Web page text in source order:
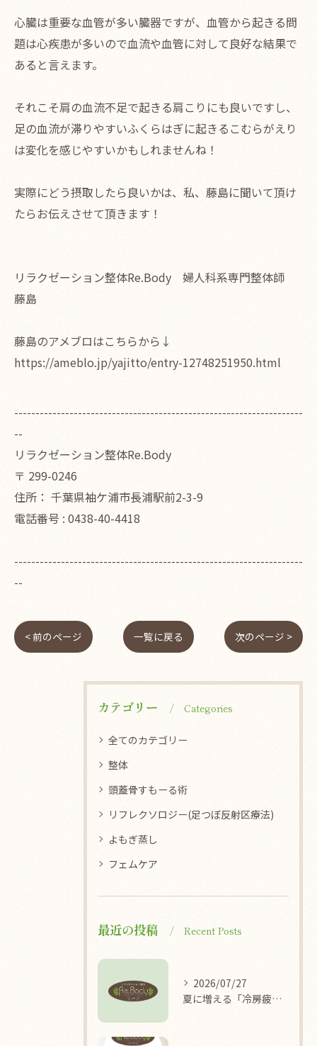
心臓は重要な血管が多い臓器ですが、血管から起きる問
題は心疾患が多いので血流や血管に対して良好な結果で
あると言えます。
それこそ肩の血流不足で起きる肩こりにも良いですし、
足の血流が滞りやすいふくらはぎに起きるこむらがえり
は変化を感じやすいかもしれませんね！
実際にどう摂取したら良いかは、私、藤島に聞いて頂け
たらお伝えさせて頂きます！
リラクゼーション整体Re.Body 婦人科系専門整体師
藤島
藤島のアメブロはこちらから↓
https://ameblo.jp/yajitto/entry-12748251950.html
--------------------------------------------------------------------
--
リラクゼーション整体Re.Body
〒 299-0246
住所： 千葉県袖ケ浦市長浦駅前2-3-9
電話番号 : 0438-40-4418
--------------------------------------------------------------------
--
< 前のページ 一覧に戻る 次のページ >
カテゴリー Categories
全てのカテゴリー
整体
頭蓋骨すもーる術
リフレクソロジー(足つぼ反射区療法)
よもぎ蒸し
フェムケア
最近の投稿 Recent Posts
2026/07/27
夏に増える「冷房疲れ」の原因を医学的に解説/袖ケ浦/リラクゼーション整体Re.Body